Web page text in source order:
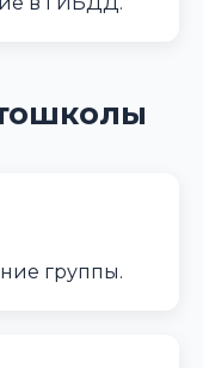
группы.